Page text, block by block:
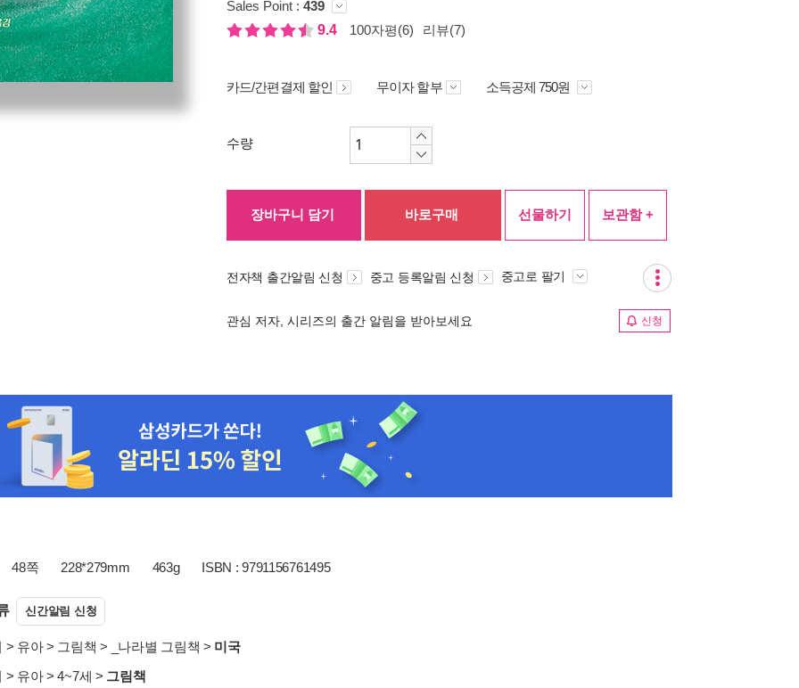
Sales Point : 439
9.4
100자평(6) 리뷰(7)
카드/간편결제 할인 무이자 할부 소득공제 750원
수량
장바구니 담기 바로구매 선물하기 보관함 +
전자책 출간알림 신청 중고 등록알림 신청 중고로 팔기
관심 저자, 시리즈의 출간 알림을 받아보세요 신청
48쪽 228*279mm 463g ISBN : 9791156761495
신간알림 신청
> 유아> 그림책 > _나라별 그림책 > 미국
> 유아>4~7세 > 그림책